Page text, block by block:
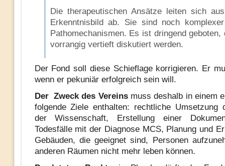
Die therapeutischen Ansätze leiten sich
Erkenntnisbild ab. Sie sind noch
Pathomechanismen. Es ist dringend geboten,
vorrangig vertieft diskutiert werden.
Der Fond soll diese Schieflage korrigieren. Er
wenn er pekuniär erfolgreich sein will.
Der Zweck des Vereinsmuss deshalb in einem
folgende Ziele enthalten: rechtliche Umsetzung
der Wissenschaft, Erstellung einer
Todesfälle mit der Diagnose MCS, Planung und
Gebäuden, die geeignet sind, Personen
anderen Räumen nicht mehr leben können.